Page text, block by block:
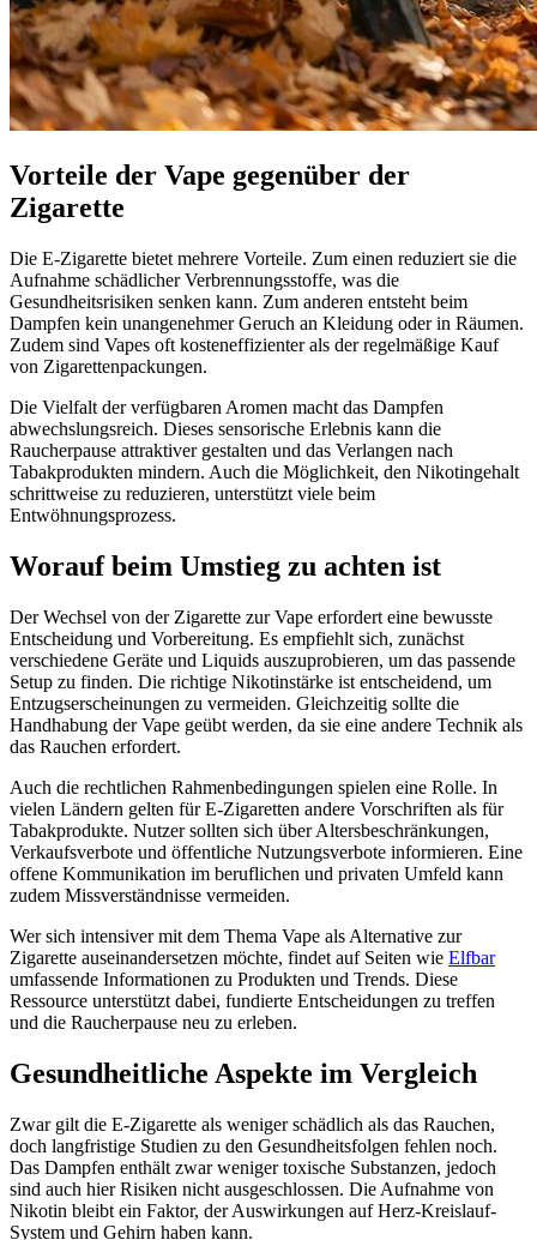
Vorteile der Vape gegenüber der
Zigarette
Die E-Zigarette bietet mehrere Vorteile. Zum einen reduziert sie die
Aufnahme schädlicher Verbrennungsstoffe, was die
Gesundheitsrisiken senken kann. Zum anderen entsteht beim
Dampfen kein unangenehmer Geruch an Kleidung oder in Räumen.
Zudem sind Vapes oft kosteneffizienter als der regelmäßige Kauf
von Zigarettenpackungen.
Die Vielfalt der verfügbaren Aromen macht das Dampfen
abwechslungsreich. Dieses sensorische Erlebnis kann die
Raucherpause attraktiver gestalten und das Verlangen nach
Tabakprodukten mindern. Auch die Möglichkeit, den Nikotingehalt
schrittweise zu reduzieren, unterstützt viele beim
Entwöhnungsprozess.
Worauf beim Umstieg zu achten ist
Der Wechsel von der Zigarette zur Vape erfordert eine bewusste
Entscheidung und Vorbereitung. Es empfiehlt sich, zunächst
verschiedene Geräte und Liquids auszuprobieren, um das passende
Setup zu finden. Die richtige Nikotinstärke ist entscheidend, um
Entzugserscheinungen zu vermeiden. Gleichzeitig sollte die
Handhabung der Vape geübt werden, da sie eine andere Technik als
das Rauchen erfordert.
Auch die rechtlichen Rahmenbedingungen spielen eine Rolle. In
vielen Ländern gelten für E-Zigaretten andere Vorschriften als für
Tabakprodukte. Nutzer sollten sich über Altersbeschränkungen,
Verkaufsverbote und öffentliche Nutzungsverbote informieren. Eine
offene Kommunikation im beruflichen und privaten Umfeld kann
zudem Missverständnisse vermeiden.
Wer sich intensiver mit dem Thema Vape als Alternative zur
Zigarette auseinandersetzen möchte, findet auf Seiten wie Elfbar
umfassende Informationen zu Produkten und Trends. Diese
Ressource unterstützt dabei, fundierte Entscheidungen zu treffen
und die Raucherpause neu zu erleben.
Gesundheitliche Aspekte im Vergleich
Zwar gilt die E-Zigarette als weniger schädlich als das Rauchen,
doch langfristige Studien zu den Gesundheitsfolgen fehlen noch.
Das Dampfen enthält zwar weniger toxische Substanzen, jedoch
sind auch hier Risiken nicht ausgeschlossen. Die Aufnahme von
Nikotin bleibt ein Faktor, der Auswirkungen auf Herz-Kreislauf-
System und Gehirn haben kann.